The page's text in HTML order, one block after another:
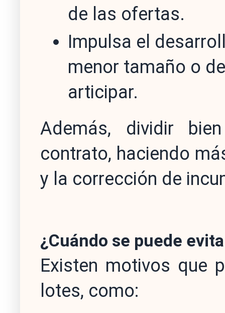
de las ofertas.
Impulsa el
menor tamaño o
articipar.
Además, dividir
contrato, haciendo
y la corrección de
¿Cuándo se puede
Existen motivos que
lotes, como: